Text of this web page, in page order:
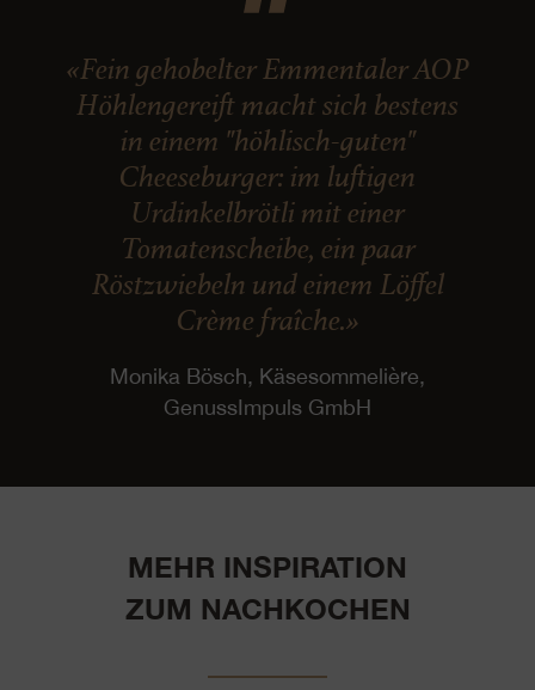
«Fein gehobelter Emmentaler AOP
Höhlengereift macht sich bestens
in einem "höhlisch-guten"
Cheeseburger: im luftigen
Urdinkelbrötli mit einer
Tomatenscheibe, ein paar
Röstzwiebeln und einem Löffel
Crème fraîche.»
Monika Bösch, Käsesommelière,
GenussImpuls GmbH
MEHR INSPIRATION
ZUM NACHKOCHEN